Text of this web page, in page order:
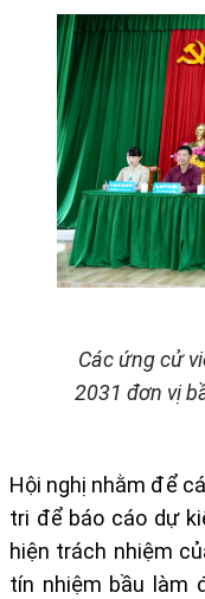
Các ứng cử
2031 đơn vị
Hội nghị nhằm để
tri để báo cáo dự
hiện trách nhiệm
tín nhiệm bầu làm